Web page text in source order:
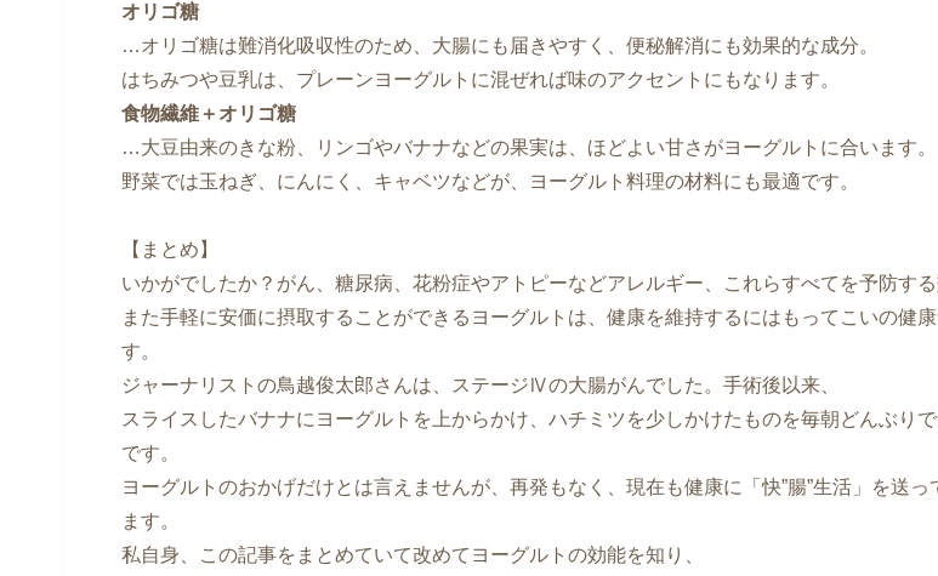
オリゴ糖
…オリゴ糖は難消化吸収性のため、大腸にも届きやすく、便秘解消にも効果的な成分。
はちみつや豆乳は、プレーンヨーグルトに混ぜれば味のアクセントにもなります。
食物繊維＋オリゴ糖
…大豆由来のきな粉、リンゴやバナナなどの果実は、ほどよい甘さがヨーグルトに合います。
野菜では玉ねぎ、にんにく、キャベツなどが、ヨーグルト料理の材料にも最適です。
【まとめ】
いかがでしたか？がん、糖尿病、花粉症やアトピーなどアレルギー、これらすべてを予防する
また手軽に安価に摂取することができるヨーグルトは、健康を維持するにはもってこいの健
す。
ジャーナリストの鳥越俊太郎さんは、ステージⅣの大腸がんでした。手術後以来、
スライスしたバナナにヨーグルトを上からかけ、ハチミツを少しかけたものを毎朝どんぶり
です。
ヨーグルトのおかげだけとは言えませんが、再発もなく、現在も健康に「快”腸”生活」を送っ
ます。
私自身、この記事をまとめていて改めてヨーグルトの効能を知り、